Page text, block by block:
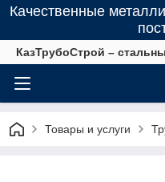
Качественные
КазТрубоСтрой –
Товары и услуги